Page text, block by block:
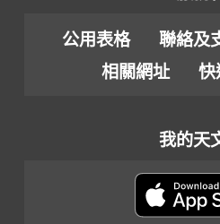
公用表格 聯絡及
相關網址
快
我的天